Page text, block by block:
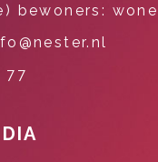
bewoners:
77